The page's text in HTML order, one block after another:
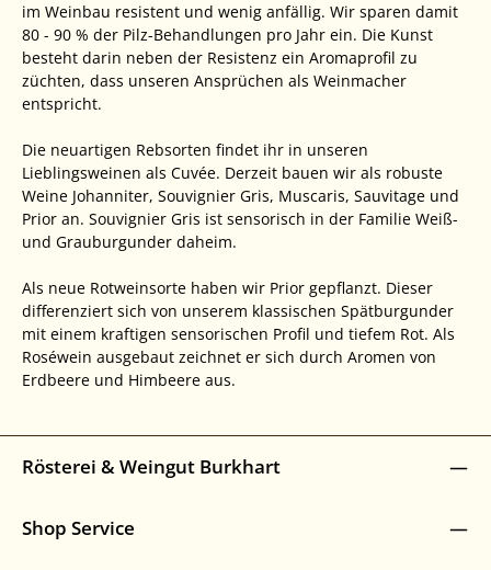
im Weinbau resistent und wenig anfällig. Wir sparen damit
80 - 90 % der Pilz-Behandlungen pro Jahr ein. Die Kunst
besteht darin neben der Resistenz ein Aromaprofil zu
züchten, dass unseren Ansprüchen als Weinmacher
entspricht.
Die neuartigen Rebsorten findet ihr in unseren
Lieblingsweinen als Cuvée. Derzeit bauen wir als robuste
Weine Johanniter, Souvignier Gris, Muscaris, Sauvitage und
Prior an. Souvignier Gris ist sensorisch in der Familie Weiß-
und Grauburgunder daheim.
Als neue Rotweinsorte haben wir Prior gepflanzt. Dieser
differenziert sich von unserem klassischen Spätburgunder
mit einem kraftigen sensorischen Profil und tiefem Rot. Als
Roséwein ausgebaut zeichnet er sich durch Aromen von
Erdbeere und Himbeere aus.
Rösterei & Weingut Burkhart
Shop Service